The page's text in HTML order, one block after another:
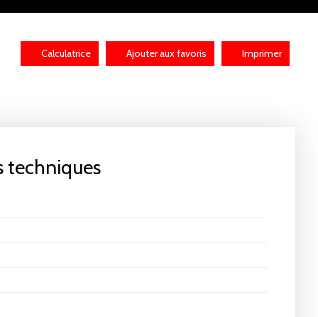
Calculatrice Ajouter aux favoris Imprimer
techniques